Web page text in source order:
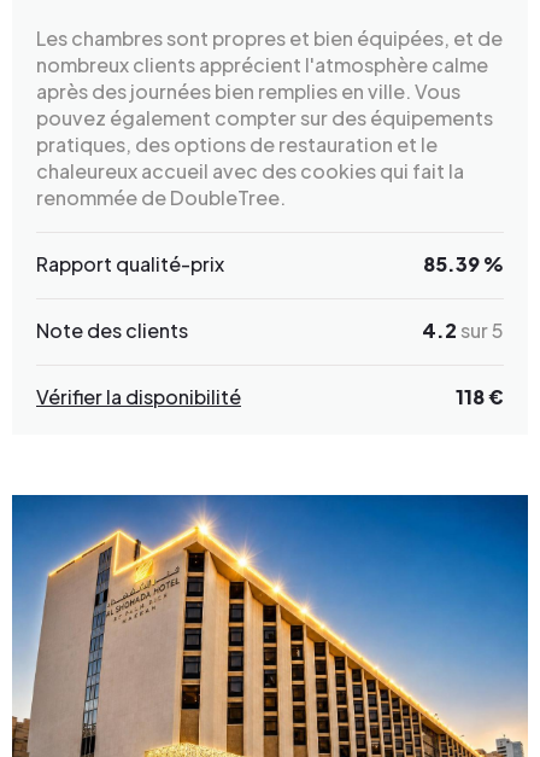
Les chambres sont propres et bien équipées, et de
nombreux clients apprécient l'atmosphère calme
après des journées bien remplies en ville. Vous
pouvez également compter sur des équipements
pratiques, des options de restauration et le
chaleureux accueil avec des cookies qui fait la
renommée de DoubleTree.
Rapport qualité-prix 85.39 %
Note des clients 4.2 sur 5
Vérifier la disponibilité 118 €